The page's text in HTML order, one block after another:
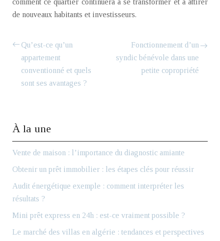
comment ce quartier continuera à se transformer et à attirer
de nouveaux habitants et investisseurs.
Qu’est-ce qu’un
appartement
conventionné et quels
sont ses avantages ?
Fonctionnement d’un
syndic bénévole dans une
petite copropriété
À la une
Vente de maison : l’importance du diagnostic amiante
Obtenir un prêt immobilier : les étapes clés pour réussir
Audit énergétique exemple : comment interpréter les
résultats ?
Mini prêt express en 24h : est-ce vraiment possible ?
Le marché des villas en algérie : tendances et perspectives